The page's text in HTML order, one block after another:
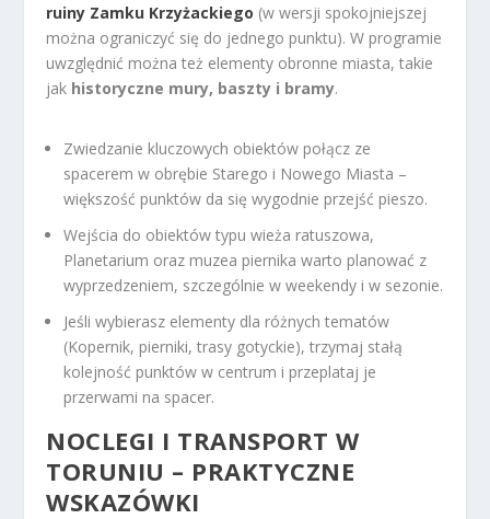
ruiny Zamku Krzyżackiego (w wersji spokojniejszej
można ograniczyć się do jednego punktu). W programie
uwzględnić można też elementy obronne miasta, takie
jak historyczne mury, baszty i bramy.
Zwiedzanie kluczowych obiektów połącz ze
spacerem w obrębie Starego i Nowego Miasta –
większość punktów da się wygodnie przejść pieszo.
Wejścia do obiektów typu wieża ratuszowa,
Planetarium oraz muzea piernika warto planować z
wyprzedzeniem, szczególnie w weekendy i w sezonie.
Jeśli wybierasz elementy dla różnych tematów
(Kopernik, pierniki, trasy gotyckie), trzymaj stałą
kolejność punktów w centrum i przeplataj je
przerwami na spacer.
NOCLEGI I TRANSPORT W
TORUNIU – PRAKTYCZNE
WSKAZÓWKI